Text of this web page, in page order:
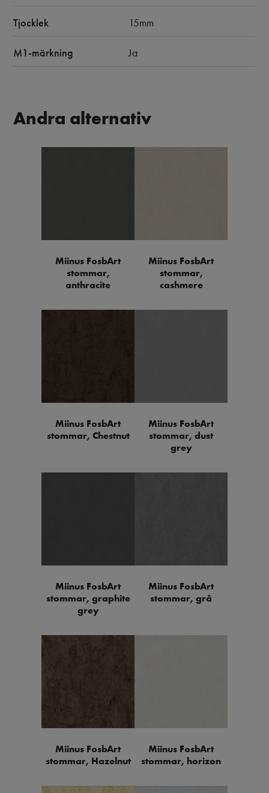
Tjocklek 15mm
M1-märkning Ja
Andra alternativ
Miinus FosbArt
stommar,
anthracite
Miinus FosbArt
stommar,
cashmere
Miinus FosbArt
stommar, Chestnut
Miinus FosbArt
stommar, dust
grey
Miinus FosbArt
stommar, graphite
grey
Miinus FosbArt
stommar, grå
Miinus FosbArt
stommar, Hazelnut
Miinus FosbArt
stommar, horizon